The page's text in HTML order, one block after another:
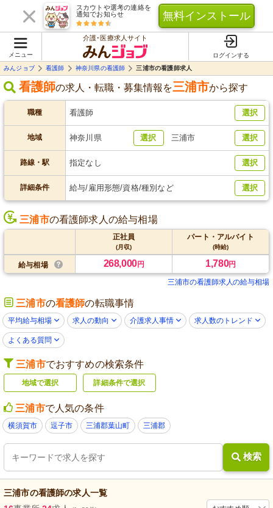
スカウトや選考の連絡を
通知でお知らせ
無料インストール
メニュー
介護･医療求人サイト
ログインする
みんジョブ
看護師 神奈川県の看護師 三浦市の看護師求人
看護師の求人・転職・募集情報を三浦市から探す
職種 看護師 選択
地域 神奈川県 選択 三浦市 選択
路線・駅 指定なし 選択
詳細条件 給与/雇用形態/資格/種別など 選択
三浦市の看護師求人の給与相場
正社員
(月収)
パート・アルバイト
(時給)
給与相場 268,000円 1,780円
三浦市の看護師求人の給与相場
三浦市の看護師の転職事情
平均給与相場 求人の動向 介護求人事情 求人数のトレンド
よくある質問
三浦市でおすすめの検索条件
地域で選択 詳細条件で選択
三浦市で人気の条件
横須賀市 逗子市 三浦郡葉山町 三浦郡
検索
三浦市の看護師の求人一覧